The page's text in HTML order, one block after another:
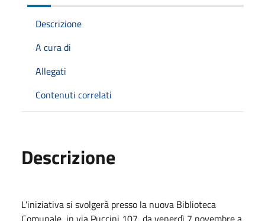
Descrizione
A cura di
Allegati
Contenuti correlati
Descrizione
L'iniziativa si svolgerà presso la nuova Biblioteca